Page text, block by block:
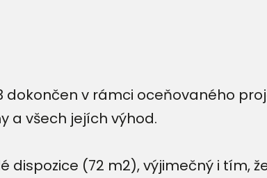
dokončen v rámci oceňovaného
a všech jejích výhod.
(72 m2), výjimečný i tím,